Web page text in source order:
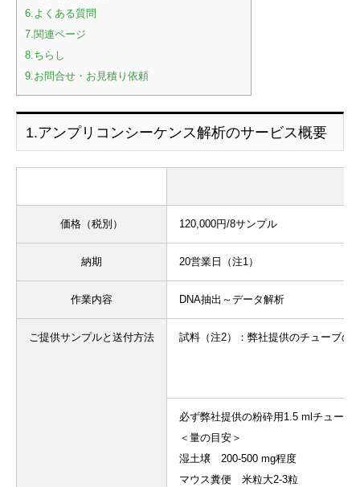
6.よくある質問
7.関連ページ
8.ちらし
9.お問合せ・お見積り依頼
1.アンプリコンシーケンス解析のサービス概要
価格（税別） 120,000円/8サンプル
納期 20営業日（注1）
作業内容 DNA抽出～データ解析
ご提供サンプルと送付方法 試料（注2）：弊社提供のチューブの
必ず弊社提供の粉砕用1.5 mlチュー
＜量の目安＞
湿土壌 200-500 mg程度
マウス糞便 米粒大2-3粒